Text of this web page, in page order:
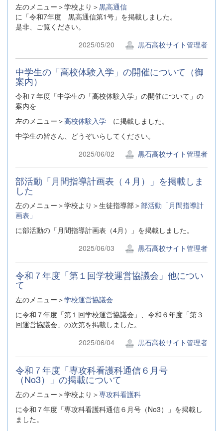
左のメニュー＞学校より＞黒高通信
に「令和7年度 黒高通信第1号」を掲載しました。
是非、ご覧ください。
2025/05/20
黒石高校サイト管理者
中学生の「高校体験入学」の開催について（御
案内）
令和７年度「中学生の「高校体験入学」の開催について」の
案内を
左のメニュー＞高校体験入学 に掲載しました。
中学生の皆さん、どうぞいらしてください。
2025/06/02
黒石高校サイト管理者
部活動「月間指導計画表（４月）」を掲載しま
した
左のメニュー＞学校より＞生徒指導部＞部活動「月間指導計
画表」
に部活動の「月間指導計画表（4月）」を掲載しました。
2025/06/03
黒石高校サイト管理者
令和７年度「第１回学校運営協議会」他につい
て
左のメニュー＞学校運営協議会
に令和７年度「第１回学校運営協議会」、令和６年度「第３
回運営協議会」の次第を掲載しました。
2025/06/04
黒石高校サイト管理者
令和７年度「専攻科看護科通信６月号
（No3）」の掲載について
左のメニュー＞学校より＞専攻科看護科
に令和７年度「専攻科看護科通信６月号（No3）」を掲載し
ました。